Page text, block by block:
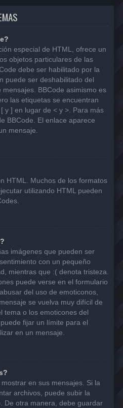
especial de HTML, ofrece un
objetos particulares de las
debe ser habilitado por la
puede ser deshabilitado del
BBCode asimismo es
las etiquetas se encuentran
y ] en lugar de < y >. Para más
BBCode. El enlace aparece
mensaje.
HTML. Muchos de los formatos
utilizando HTML pueden
imágenes que pueden ser
con un pequeño
mientras que :( denota tristeza.
puede verse en el formulario
del uso de emoticonos,
se vuelva muy difícil de
tema o los emoticones del
fijar un límite para el
en un mensaje.
en sus mensajes. Si la
archivos, puede subir la
De otra manera, debe guardar